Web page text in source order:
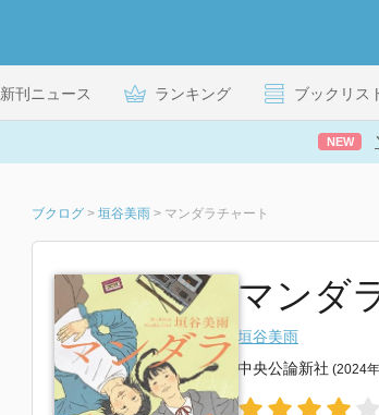
新刊ニュース ランキング ブックリス
NEW
ブクログ > 垣谷美雨 > マンダラチャート
マンダ
垣谷美雨
中央公論新社 (2024